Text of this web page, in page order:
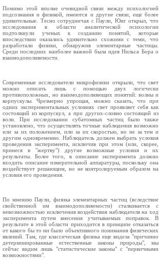
Помимо этой вполне очевидной связи между психологией
подсознания и физикой, имеются и другие связи, еще более
удивительные. Тесно сотрудничая с Паули, Юнг открыл, что
исследования в области аналитической психологии
подтолкнули ученых к созданию понятий, которые
впоследствии оказались удивительно схожими с теми, что
разработали физики, обнаружив элементарные частицы.
Среди последних наиболее важной была идея Нильса Бора о
взаимодополняемости.
Современные исследователи микрофизики открыли, что свет
можно описать лишь с помощью двух логически
противоположных, но взаимодополняющих понятий: волны и
корпускулы. Чрезмерно упрощая, можно сказать, что при
одних экспериментальных условиях свет проявляет себя как
состоящий из корпускул, а при других-словно состоящий из
волн. При исследовании субатомных частиц было также
установлено, что осуществлять точные наблюдения возможно
или за их положением, или за их скоростью, но не за тем и
другим одновременно. Наблюдатель должен выбрать условия
проведения эксперимента, исключив при этом (или, скорее,
принеся в "жертву") другие возможные условия и их
результаты. Более того, в описание эксперимента должно
входить описание измерительной аппаратуры, поскольку она
воздействует решающим, но не контролируемым образом на
условия его проведения.
По мнению Паули, физика элементарных частиц (вследствие
свойственной им взаимодополняемости) сталкивается с
невозможностью исключения воздействия наблюдателя на ход
эксперимента путем внесения учитываемых поправок. В
результате в этой области приходится в принципе отказаться
от какого бы то ни было объективного понимания физических
явлений. Там, где классическая физика еще видела "причинно
детерминированные естественные законы природы", мы
сейчас видим лишь "статистические законы" с "первичными
возможностями".